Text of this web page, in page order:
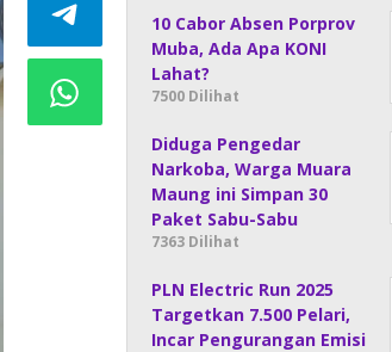
10 Cabor Absen Porprov
Muba, Ada Apa KONI
Lahat?
7500 Dilihat
Diduga Pengedar
Narkoba, Warga Muara
Maung ini Simpan 30
Paket Sabu-Sabu
7363 Dilihat
PLN Electric Run 2025
Targetkan 7.500 Pelari,
Incar Pengurangan Emisi